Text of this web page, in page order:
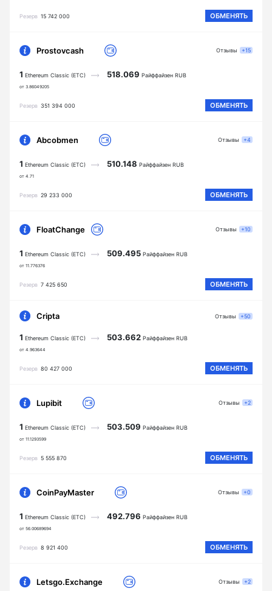
Резерв 15 742 000 ОБМЕНЯТЬ
Prostovcash
1 Ethereum Classic (ETC)
от 3.86049205
518.069 Райффайзен RUB
Резерв 351 394 000 ОБМЕНЯТЬ
Отзывы +15
Abcobmen
1 Ethereum Classic (ETC)
от 4.71
510.148 Райффайзен RUB
Резерв 29 233 000 ОБМЕНЯТЬ
Отзывы +4
FloatChange
1 Ethereum Classic (ETC)
от 11.776376
509.495 Райффайзен RUB
Резерв 7 425 650 ОБМЕНЯТЬ
Отзывы +10
Cripta
1 Ethereum Classic (ETC)
от 4.963644
503.662 Райффайзен RUB
Резерв 80 427 000 ОБМЕНЯТЬ
Отзывы +50
Lupibit
1 Ethereum Classic (ETC)
от 11.1293599
503.509 Райффайзен RUB
Резерв 5 555 870 ОБМЕНЯТЬ
Отзывы +2
CoinPayMaster
1 Ethereum Classic (ETC)
от 56.00689694
492.796 Райффайзен RUB
Резерв 8 921 400 ОБМЕНЯТЬ
Отзывы +0
Letsgo.Exchange Отзывы +2